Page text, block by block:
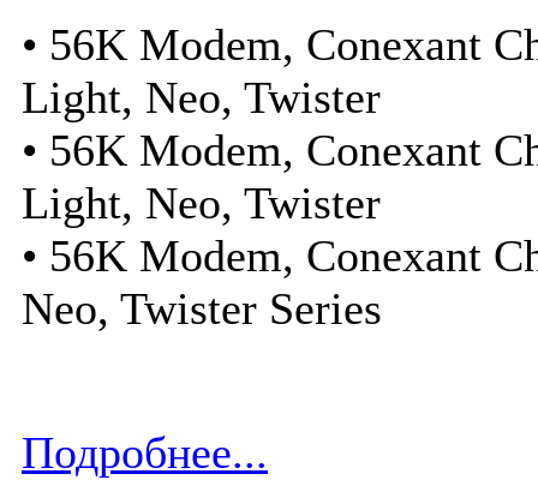
• 56K Modem, Conexant
Light, Neo, Twister
• 56K Modem, Conexant
Light, Neo, Twister
• 56K Modem, Conexant
Neo, Twister Series
Подробнее...